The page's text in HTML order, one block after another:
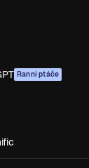
Ranní ptáče